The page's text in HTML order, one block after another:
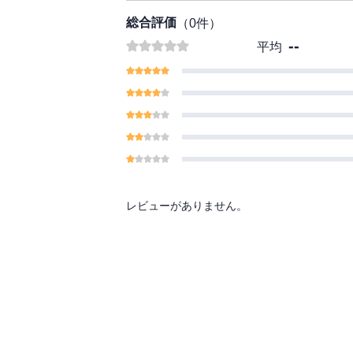
総合評価 （0件）
平均 --
レビューがありません。